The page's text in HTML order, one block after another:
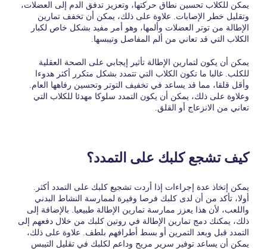
يمكن للكلاب تحسين نطاق حركتها، وتعزيز تدفق الدم إلى العضلات،
وتقليل خطر الإصابات. علاوة على ذلك، يمكن أن تخفف تمارين
الإطالة من توتر العضلات وألمها، وهو أمر مفيد بشكل خاص لكبار
الكلاب التي قد تعاني من ألم المفاصل وتيبسها.
يمكن أن يكون لتمارين الإطالة تأثير إيجابي على الصحة العقلية
للكلب. غالبا ما تكون الكلاب التي تتمدد بشكل متكرر أكثر هدوءا
وأقل قلقا، مما قد يساعد في تخفيف التوتر وتحسين رفاهها العام.
وعلاوة على ذلك، يمكن أن يكون التمدد سلوكا مهدئا للكلاب التي
تعاني من الانزعاج أو القلق.
كيف تشجع كلبك على التمدد؟
يمكن إتخاذ عدة إجراءات إذا أردت تشجيع كلبك على التمدد أكثر.
أولا، تأكد من أن لدى كلبك فرصا وفيرة لممارسة النشاط البدني
واللعب، لأن هذا يعزز ممارسة تمارين الإطالة طبيعيا. بالإضافة إلى
ذلك، يمكنك دمج تمارين الإطالة في روتين كلبك من خلال دفعهم إلى
التمدد قبل وبعد التمرين أو بسط أطرافهم بلطف. علاوة على ذلك،
يمكن أن يساعد توفير سرير مريح وداعم لكلبك في تقليل التيبس